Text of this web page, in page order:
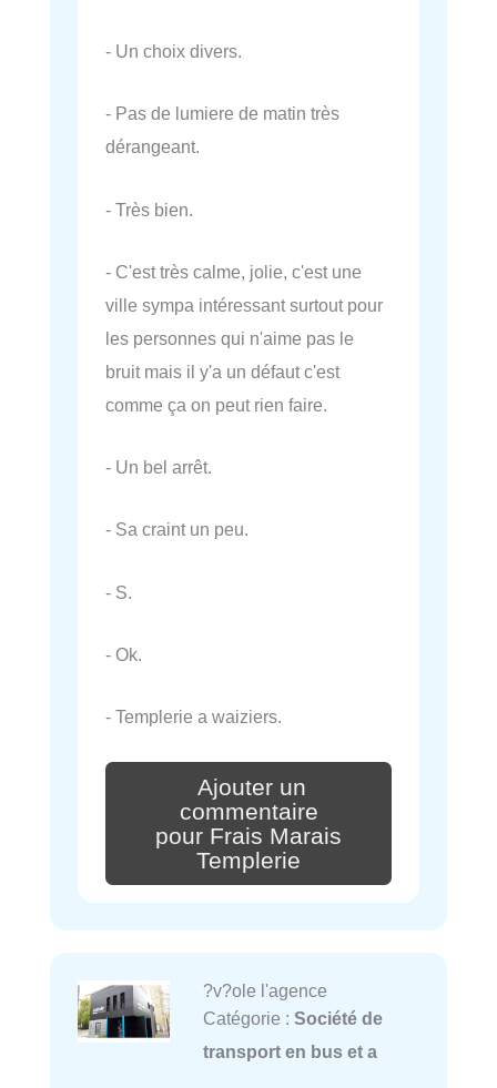
- Un choix divers.
- Pas de lumiere de matin très
dérangeant.
- Très bien.
- C'est très calme, jolie, c'est une
ville sympa intéressant surtout pour
les personnes qui n'aime pas le
bruit mais il y'a un défaut c'est
comme ça on peut rien faire.
- Un bel arrêt.
- Sa craint un peu.
- S.
- Ok.
- Templerie a waiziers.
Ajouter un
commentaire
pour Frais Marais
Templerie
?v?ole l'agence
Catégorie : Société de
transport en bus et a